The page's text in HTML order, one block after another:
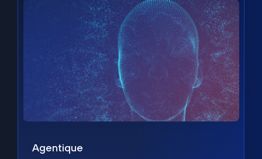
Agentique